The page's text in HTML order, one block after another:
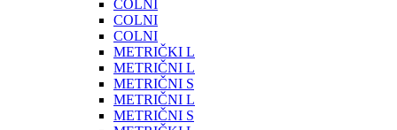
COLNI
COLNI
COLNI
METRIČKI L
METRIČNI L
METRIČNI S
METRIČNI L
METRIČNI S